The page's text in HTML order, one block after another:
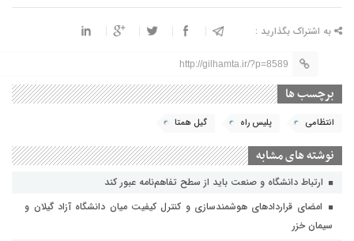
به اشتراک بگذارید :
http://gilhamta.ir/?p=8589
برچسب ها
انتظامی پلیس راه گیل همتا
نوشته های مشابه
ارتباط دانشگاه و صنعت باید از سطح تفاهم‌نامه عبور کند
امضای قراردادهای هوشمندسازی و کنترل کیفیت میان دانشگاه آزاد گیلان و
سیمان خزر